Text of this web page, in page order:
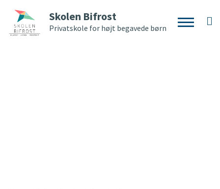
Skolen Bifrost
Privatskole for højt begavede børn